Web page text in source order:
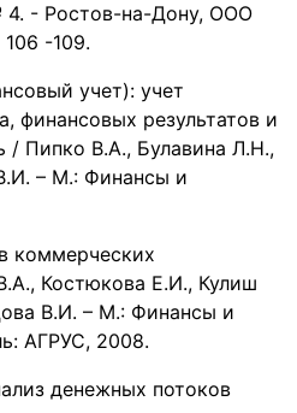
4. - Ростов-на-Дону, ООО
-109.
учет): учет
финансовых результатов и
/ Пипко В.А., Булавина Л.Н.,
– М.: Финансы и
коммерческих
Костюкова Е.И., Кулиш
В.И. – М.: Финансы и
АГРУС, 2008.
денежных потоков